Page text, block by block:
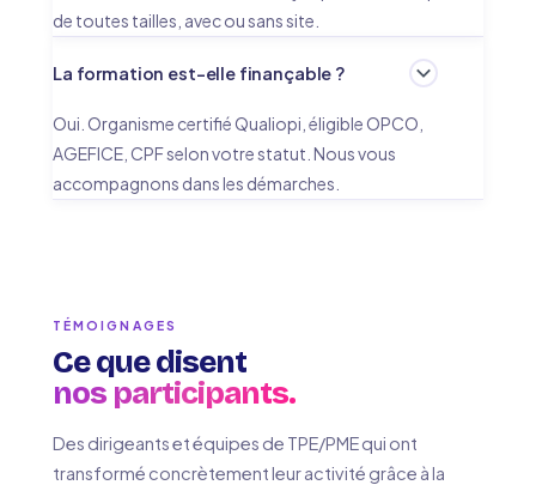
de toutes tailles, avec ou sans site.
La formation est-elle finançable ?
Oui. Organisme certifié Qualiopi, éligible OPCO,
AGEFICE, CPF selon votre statut. Nous vous
accompagnons dans les démarches.
TÉMOIGNAGES
Ce que disent
nos participants.
Des dirigeants et équipes de TPE/PME qui ont
transformé concrètement leur activité grâce à la